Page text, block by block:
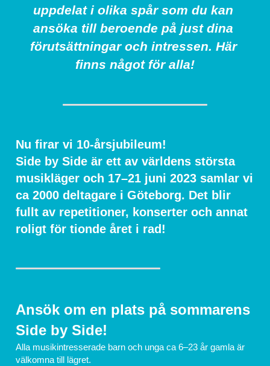
uppdelat i olika spår som du kan
ansöka till beroende på just dina
förutsättningar och intressen. Här
finns något för alla!
Nu firar vi 10-årsjubileum!
Side by Side är ett av världens största
musikläger och 17–21 juni 2023 samlar vi
ca 2000 deltagare i Göteborg. Det blir
fullt av repetitioner, konserter och annat
roligt för tionde året i rad!
Ansök om en plats på sommarens
Side by Side!
Alla musikintresserade barn och unga ca 6–23 år gamla är
välkomna till lägret.